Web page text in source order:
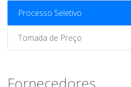
Processo Seletivo
Tomada de Preço
Fornecedores